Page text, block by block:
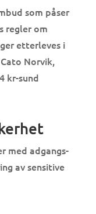
som påser
regler om
etterleves i
Norvik,
kr-sund
med adgangs-
av sensitive